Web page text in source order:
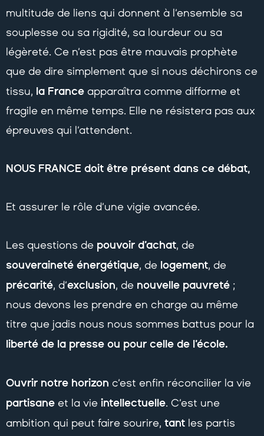
multitude de liens qui donnent à l’ensemble sa
souplesse ou sa rigidité, sa lourdeur ou sa
légèreté. Ce n’est pas être mauvais prophète
que de dire simplement que si nous déchirons ce
tissu, la France apparaîtra comme difforme et
fragile en même temps. Elle ne résistera pas aux
épreuves qui l’attendent.
NOUS FRANCE doit être présent dans ce débat,
Et assurer le rôle d’une vigie avancée.
Les questions de pouvoir d’achat, de
souveraineté énergétique, de logement, de
précarité, d’exclusion, de nouvelle pauvreté ;
nous devons les prendre en charge au même
titre que jadis nous nous sommes battus pour la
liberté de la presse ou pour celle de l’école.
Ouvrir notre horizon c’est enfin réconcilier la vie
partisane et la vie intellectuelle. C’est une
ambition qui peut faire sourire, tant les partis